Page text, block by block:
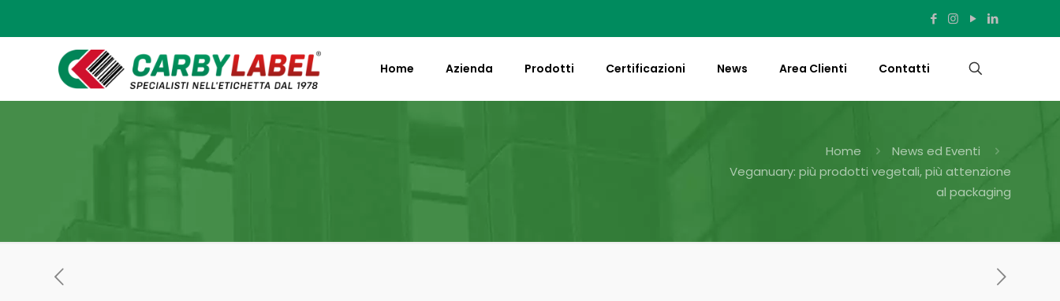
Home Azienda Prodotti Certificazioni News Area Clienti Contatti
Home
News ed Eventi
Veganuary: più prodotti vegetali, più attenzione
al packaging